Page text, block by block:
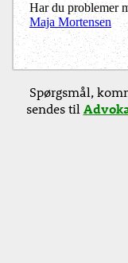
Har du problemer
Maja Mortensen
Spørgsmål,
sendes til